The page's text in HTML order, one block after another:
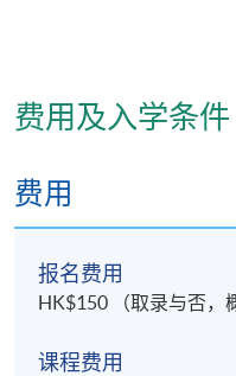
费用及入学条件
费用
报名费用
HK$150 （取录与否，
课程费用